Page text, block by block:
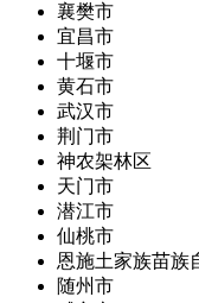
襄樊市
宜昌市
十堰市
黄石市
武汉市
荆门市
神农架林区
天门市
潜江市
仙桃市
恩施土家族苗族
随州市